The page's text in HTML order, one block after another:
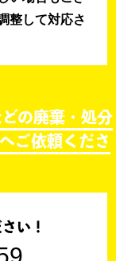
整して対応さ
の廃棄・処分
ご依頼くださ
い！